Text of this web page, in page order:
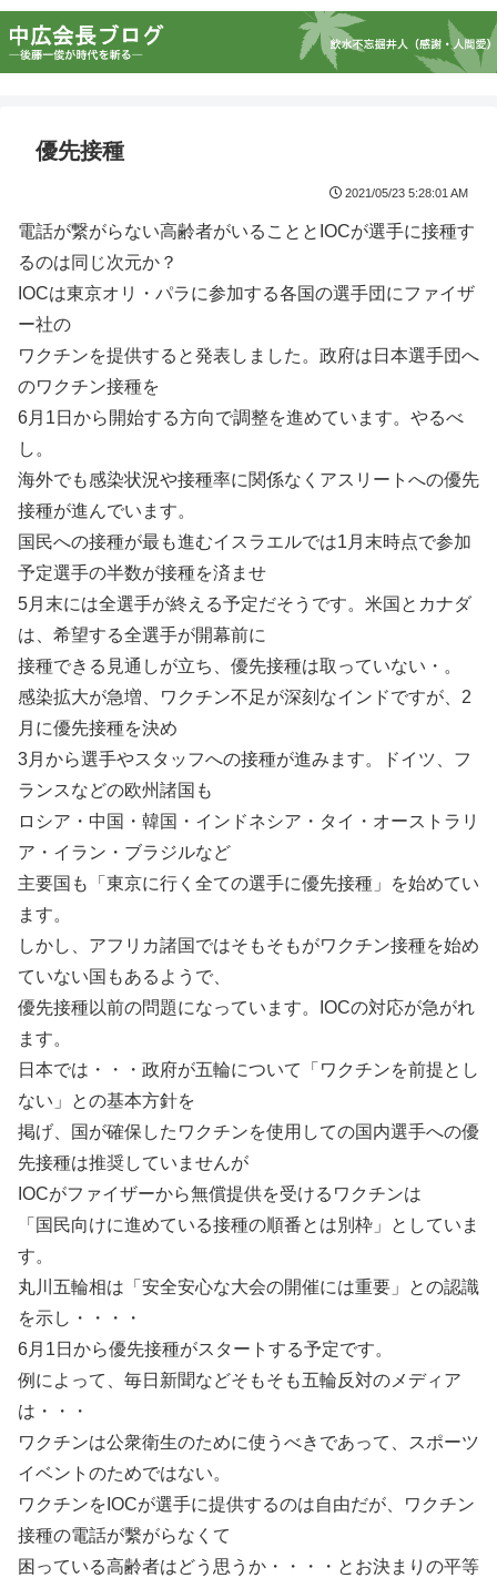
優先接種
2021/05/23 5:28:01 AM
電話が繋がらない高齢者がいることとIOCが選手に接種す
るのは同じ次元か？
IOCは東京オリ・パラに参加する各国の選手団にファイザ
ー社の
ワクチンを提供すると発表しました。政府は日本選手団へ
のワクチン接種を
6月1日から開始する方向で調整を進めています。やるべ
し。
海外でも感染状況や接種率に関係なくアスリートへの優先
接種が進んでいます。
国民への接種が最も進むイスラエルでは1月末時点で参加
予定選手の半数が接種を済ませ
5月末には全選手が終える予定だそうです。米国とカナダ
は、希望する全選手が開幕前に
接種できる見通しが立ち、優先接種は取っていない・。
感染拡大が急増、ワクチン不足が深刻なインドですが、2
月に優先接種を決め
3月から選手やスタッフへの接種が進みます。ドイツ、フ
ランスなどの欧州諸国も
ロシア・中国・韓国・インドネシア・タイ・オーストラリ
ア・イラン・ブラジルなど
主要国も「東京に行く全ての選手に優先接種」を始めてい
ます。
しかし、アフリカ諸国ではそもそもがワクチン接種を始め
ていない国もあるようで、
優先接種以前の問題になっています。IOCの対応が急がれ
ます。
日本では・・・政府が五輪について「ワクチンを前提とし
ない」との基本方針を
掲げ、国が確保したワクチンを使用しての国内選手への優
先接種は推奨していませんが
IOCがファイザーから無償提供を受けるワクチンは
「国民向けに進めている接種の順番とは別枠」としていま
す。
丸川五輪相は「安全安心な大会の開催には重要」との認識
を示し・・・・
6月1日から優先接種がスタートする予定です。
例によって、毎日新聞などそもそも五輪反対のメディア
は・・・
ワクチンは公衆衛生のために使うべきであって、スポーツ
イベントのためではない。
ワクチンをIOCが選手に提供するのは自由だが、ワクチン
接種の電話が繫がらなくて
困っている高齢者はどう思うか・・・・とお決まりの平等